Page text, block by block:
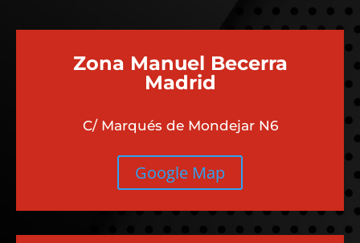
Zona Manuel Becerra
Madrid
C/ Marqués de Mondejar N6
Google Map